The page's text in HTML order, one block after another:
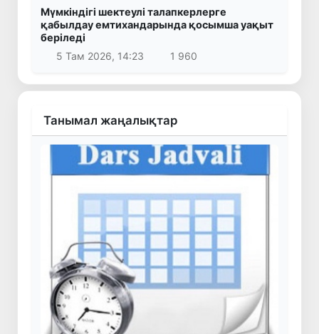
Мүмкіндігі шектеулі талапкерлерге
қабылдау емтихандарында қосымша уақыт
беріледі
5 Там 2026, 14:23
1 960
Танымал жаңалықтар